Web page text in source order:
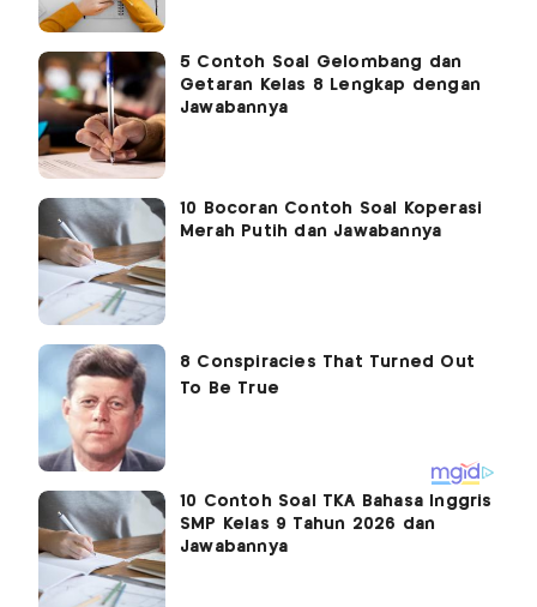
5 Contoh Soal Gelombang dan
Getaran Kelas 8 Lengkap dengan
Jawabannya
10 Bocoran Contoh Soal Koperasi
Merah Putih dan Jawabannya
10 Contoh Soal TKA Bahasa Inggris
SMP Kelas 9 Tahun 2026 dan
Jawabannya